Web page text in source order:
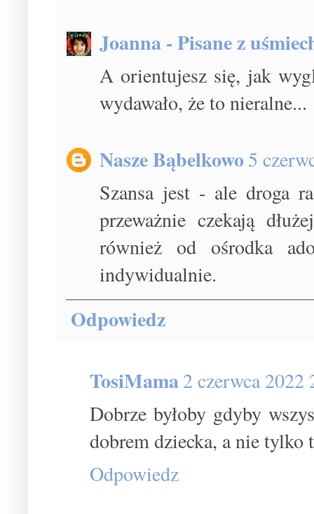
Joanna - Pisane z
A orientujesz się, jak
wydawało, że to nieralne...
Nasze Bąbelkowo5
Szansa jest - ale droga
przeważnie czekają
również od ośrodka
indywidualnie.
Odpowiedz
TosiMama2 czerwca 2022
Dobrze byłoby gdyby
dobrem dziecka, a nie tylko
Odpowiedz